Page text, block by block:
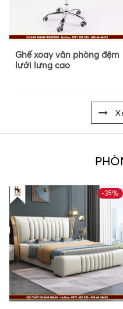
Ghế xoay văn phòng đệm
lưới lưng cao
-35%